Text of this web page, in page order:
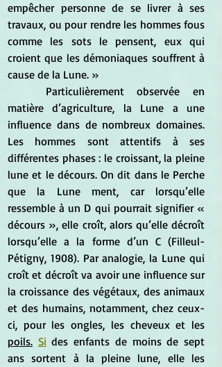
empêcher personne de se livrer à ses
travaux, ou pour rendre les hommes fous
comme les sots le pensent, eux qui
croient que les démoniaques souffrent à
cause de la Lune. »
matière d’agriculture, la Lune a une
influence dans de nombreux domaines.
Les hommes sont attentifs à ses
différentes phases : le croissant, la pleine
lune et le décours. On dit dans le Perche
que la Lune ment, car lorsqu’elle
ressemble à un D qui pourrait signifier «
décours », elle croît, alors qu’elle décroît
lorsqu’elle a la forme d’un C (Filleul-
Pétigny, 1908). Par analogie, la Lune qui
croît et décroît va avoir une influence sur
la croissance des végétaux, des animaux
et des humains, notamment, chez ceux-
poils. Si des enfants de moins de sept
ans sortent à la pleine lune, elle les